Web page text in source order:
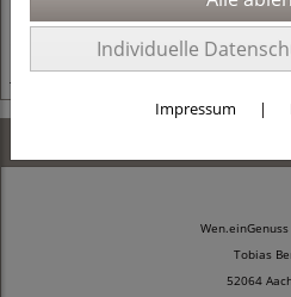
Alles muss raus!
Jetzt mit dem Code Jahresschluss 30%
Tobias
52064
Individuelle
Impressum |